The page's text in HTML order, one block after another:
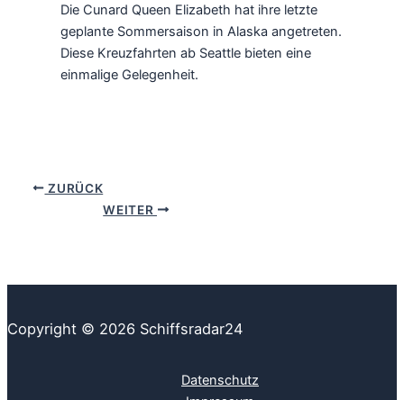
Die Cunard Queen Elizabeth hat ihre letzte
geplante Sommersaison in Alaska angetreten.
Diese Kreuzfahrten ab Seattle bieten eine
einmalige Gelegenheit.
ZURÜCK
WEITER
Copyright © 2026 Schiffsradar24
Datenschutz